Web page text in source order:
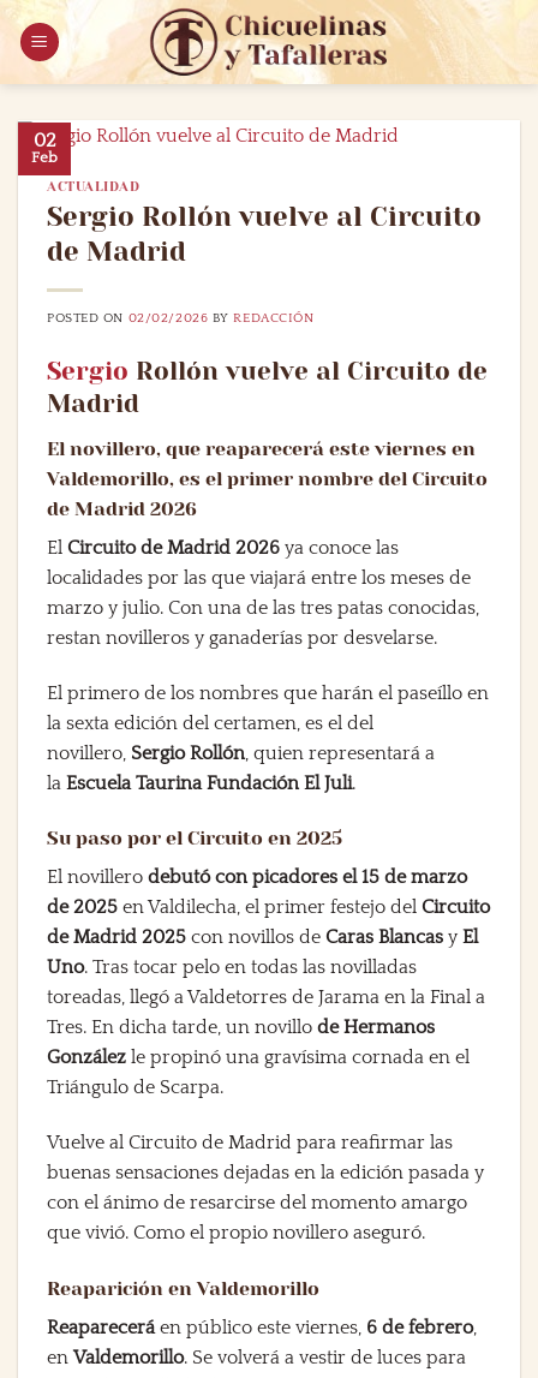
Saltar
contenido
02
Feb
ACTUALIDAD
Sergio Rollón vuelve al Circuito
de Madrid
POSTED ON 02/02/2026 BYREDACCIÓN
Sergio Rollón vuelve al Circuito de
Madrid
El novillero, que reaparecerá este viernes en
Valdemorillo, es el primer nombre del Circuito
de Madrid 2026
El Circuito de Madrid 2026 ya conoce las
localidades por las que viajará entre los meses de
marzo y julio. Con una de las tres patas conocidas,
restan novilleros y ganaderías por desvelarse.
El primero de los nombres que harán el paseíllo en
la sexta edición del certamen, es el del
novillero, Sergio Rollón, quien representará a
la Escuela Taurina Fundación El Juli.
Su paso por el Circuito en 2025
El novillero debutó con picadores el 15 de marzo
de 2025 en Valdilecha, el primer festejo del Circuito
de Madrid 2025 con novillos de Caras Blancas y El
Uno. Tras tocar pelo en todas las novilladas
toreadas, llegó a Valdetorres de Jarama en la Final a
Tres. En dicha tarde, un novillo de Hermanos
González le propinó una gravísima cornada en el
Triángulo de Scarpa.
Vuelve al Circuito de Madrid para reafirmar las
buenas sensaciones dejadas en la edición pasada y
con el ánimo de resarcirse del momento amargo
que vivió. Como el propio novillero aseguró.
Reaparición en Valdemorillo
Reapareceráen público este viernes, 6 de febrero,
enValdemorillo. Se volverá a vestir de luces para